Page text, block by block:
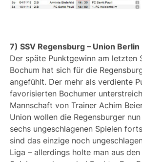
7) SSV Regensburg – Union
Der späte Punktgewinn am letzten
Bochum hat sich für die
angefühlt. Der mehr als verdiente
favorisierten Bochumer
Mannschaft von Trainer Achim
Union wollen die Regensburger
sechs ungeschlagenen Spielen
sind das einzige noch
Liga – allerdings holte man aus